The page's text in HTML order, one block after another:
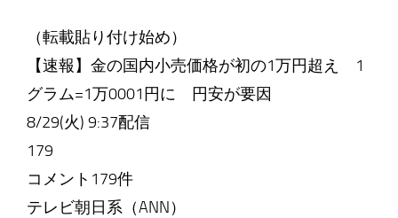
（転載貼り付け始め）
【速報】金の国内小売価格が初の1万円超え 1
グラム=1万0001円に 円安が要因
8/29(火) 9:37配信
179
コメント179件
テレビ朝日系（ANN）